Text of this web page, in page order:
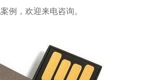
例，欢迎来电咨询。